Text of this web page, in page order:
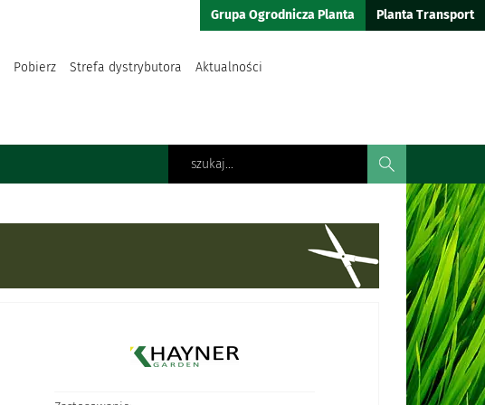
Pobierz Strefa dystrybutora Aktualności
Grupa Ogrodnicza Planta Planta Transport